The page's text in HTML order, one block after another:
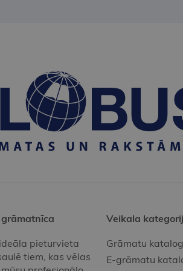
pieturvieta
tiem, kas vēlas
Veikala
Grāmatu
E-grāmatu